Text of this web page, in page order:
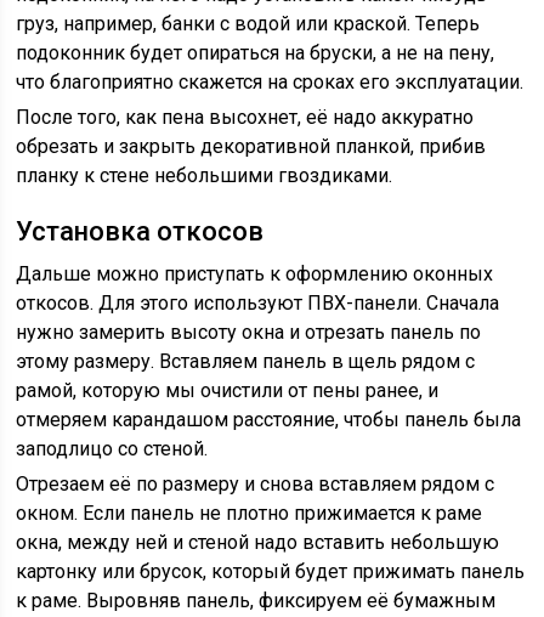
груз, например, банки с водой или краской. Теперь
подоконник будет опираться на бруски, а не на пену,
что благоприятно скажется на сроках его эксплуатации.
После того, как пена высохнет, её надо аккуратно
обрезать и закрыть декоративной планкой, прибив
планку к стене небольшими гвоздиками.
Установка откосов
Дальше можно приступать к оформлению оконных
откосов. Для этого используют ПВХ-панели. Сначала
нужно замерить высоту окна и отрезать панель по
этому размеру. Вставляем панель в щель рядом с
рамой, которую мы очистили от пены ранее, и
отмеряем карандашом расстояние, чтобы панель была
заподлицо со стеной.
Отрезаем её по размеру и снова вставляем рядом с
окном. Если панель не плотно прижимается к раме
окна, между ней и стеной надо вставить небольшую
картонку или брусок, который будет прижимать панель
к раме. Выровняв панель, фиксируем её бумажным